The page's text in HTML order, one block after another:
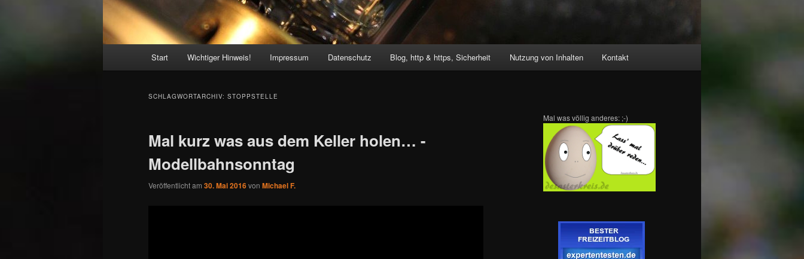
Start Wichtiger Hinweis! Impressum Datenschutz Blog, http & https, Sicherheit Nutzung von Inhalten Kontakt
SCHLAGWORTARCHIV: STOPPSTELLE
Mal kurz was aus dem Keller holen… -
Modellbahnsonntag
Veröffentlicht am 30. Mai 2016von Michael F.
Mal was völlig anderes: ;-)